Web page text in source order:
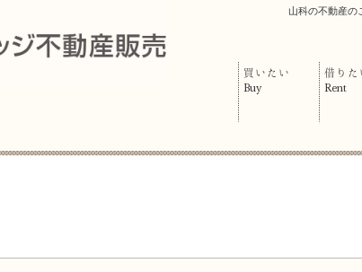
山科の不動産の
買いたい
Buy
借りた
Rent